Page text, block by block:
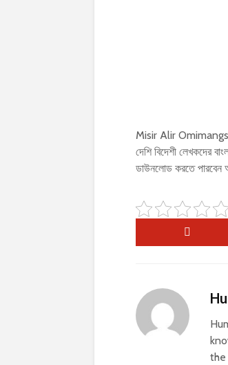
Misir Alir
দেশি বিদেশী লেখকদের
ডাউনলোড করতে পারবেন
the